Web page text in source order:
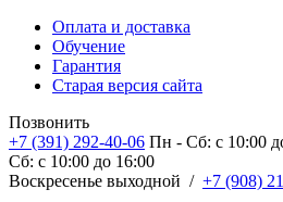
Оплата и доставка
Обучение
Гарантия
Старая версия сайта
Позвонить
+7 (391) 292-40-06 Пн - Сб: c 10:00
Сб: c 10:00 до 16:00
​Воскресенье выходной / +7 (908)